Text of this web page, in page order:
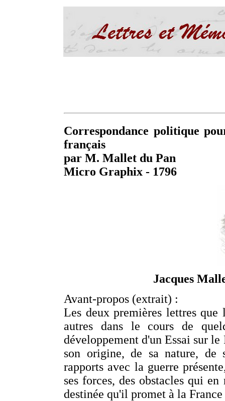
Correspondance politique
français
par M. Mallet du Pan
Micro Graphix - 1796
Jacques
Avant-propos (extrait) :
Les deux premières lettres
autres dans le cours de
développement d'un Essai sur
son origine, de sa nature, de
rapports avec la guerre
ses forces, des obstacles qui
destinée qu'il promet à la